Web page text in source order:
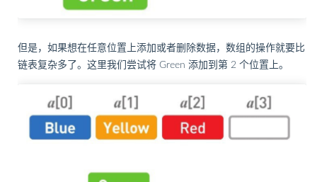
但是，如果想在任意位置上添加或者删除数据，数组的操作就要比
链表复杂多了。这里我们尝试将 Green 添加到第 2 个位置上。